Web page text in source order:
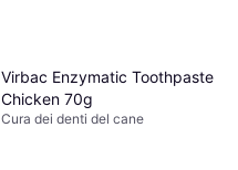
Virbac Enzymatic Toothpaste
Chicken 70g
Cura dei denti del cane